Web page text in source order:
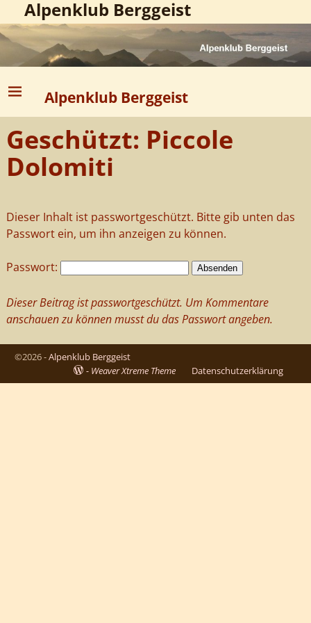
Alpenklub Berggeist
Alpenklub Berggeist
Geschützt: Piccole
Dolomiti
Dieser Inhalt ist passwortgeschützt. Bitte gib unten das
Passwort ein, um ihn anzeigen zu können.
Passwort:
Dieser Beitrag ist passwortgeschützt. Um Kommentare
anschauen zu können musst du das Passwort angeben.
©2026 -Alpenklub Berggeist
- Weaver Xtreme Theme Datenschutzerklärung